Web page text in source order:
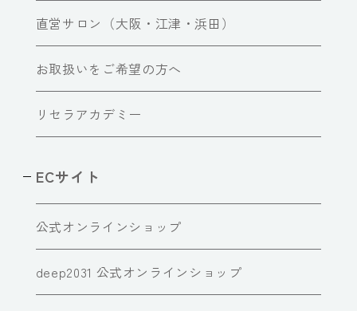
直営サロン（大阪・江津・浜田）
お取扱いをご希望の方へ
リセラアカデミー
ECサイト
公式オンラインショップ
deep2031 公式オンラインショップ